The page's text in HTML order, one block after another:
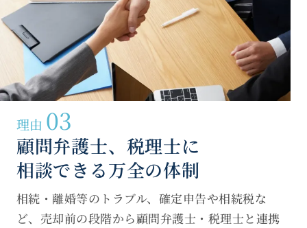
理由 03
顧問弁護士、税理士に
相談できる万全の体制
相続・離婚等のトラブル、確定申告や相続税な
ど、売却前の段階から顧問弁護士・税理士と連携